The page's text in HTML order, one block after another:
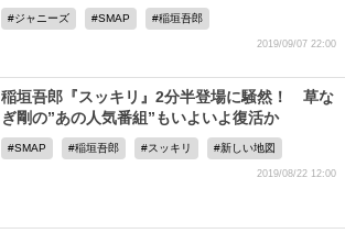
ジャニーズ SMAP 稲垣吾郎
2019/09/07 22:00
稲垣吾郎『スッキリ』2分半登場に騒然！ 草な
ぎ剛の”あの人気番組”もいよいよ復活か
SMAP 稲垣吾郎 スッキリ 新しい地図
2019/08/22 12:00